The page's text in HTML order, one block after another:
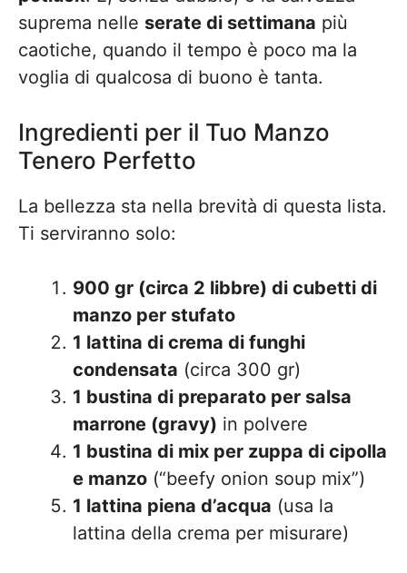
suprema nelle serate di settimana più
caotiche, quando il tempo è poco ma la
voglia di qualcosa di buono è tanta.
Ingredienti per il Tuo Manzo
Tenero Perfetto
La bellezza sta nella brevità di questa lista.
Ti serviranno solo:
900 gr (circa 2 libbre) di cubetti di
manzo per stufato
1 lattina di crema di funghi
condensata (circa 300 gr)
1 bustina di preparato per salsa
marrone (gravy) in polvere
1 bustina di mix per zuppa di cipolla
e manzo (“beefy onion soup mix”)
1 lattina piena d’acqua (usa la
lattina della crema per misurare)